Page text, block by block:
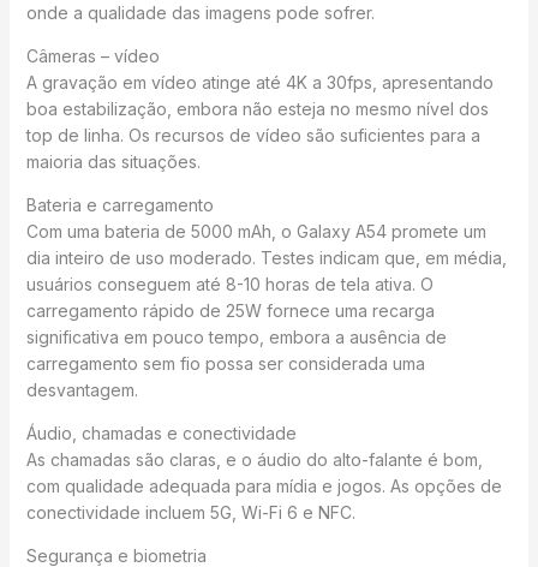
onde a qualidade das imagens pode sofrer.
Câmeras – vídeo
A gravação em vídeo atinge até 4K a 30fps, apresentando
boa estabilização, embora não esteja no mesmo nível dos
top de linha. Os recursos de vídeo são suficientes para a
maioria das situações.
Bateria e carregamento
Com uma bateria de 5000 mAh, o Galaxy A54 promete um
dia inteiro de uso moderado. Testes indicam que, em média,
usuários conseguem até 8-10 horas de tela ativa. O
carregamento rápido de 25W fornece uma recarga
significativa em pouco tempo, embora a ausência de
carregamento sem fio possa ser considerada uma
desvantagem.
Áudio, chamadas e conectividade
As chamadas são claras, e o áudio do alto-falante é bom,
com qualidade adequada para mídia e jogos. As opções de
conectividade incluem 5G, Wi-Fi 6 e NFC.
Segurança e biometria